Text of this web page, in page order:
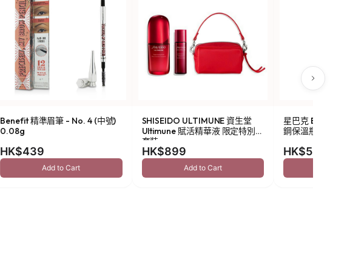
Benefit 精準眉筆 - No. 4 (中號)
0.08g
HK$439
Add to Cart
SHISEIDO ULTIMUNE 資生堂
Ultimune 賦活精華液 限定特別
套裝
HK$899
Add to Cart
星巴克 Been
鋼保溫瓶 473ml
HK$549